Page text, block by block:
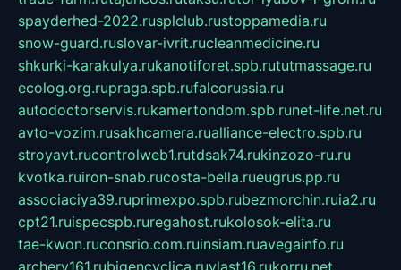
spayderhed-2022.rusplclub.rustoppamedia.ru
snow-guard.ruslovar-ivrit.rucleanmedicine.ru
shkurki-karakulya.rukanotiforet.spb.rututmassage.ru
ecolog.org.rupraga.spb.rufalcorussia.ru
autodoctorservis.rukamertondom.spb.runet-life.net.ru
avto-vozim.rusakhcamera.rualliance-electro.spb.ru
stroyavt.rucontrolweb1.rutdsak74.rukinzozo-ru.ru
kvotka.ruiron-snab.rucosta-bella.rueugrus.pp.ru
associaciya39.ruprimexpo.spb.rubezmorchin.ruia2.ru
cpt21.ruispecspb.ruregahost.rukolosok-elita.ru
tae-kwon.ruconsrio.com.ruinsiam.ruavegainfo.ru
archery161.rubigencyclica.ruvlast16.rukorru.net